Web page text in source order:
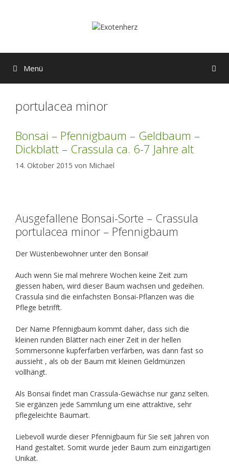
Menü
portulacea minor
Bonsai – Pfennigbaum – Geldbaum –
Dickblatt – Crassula ca. 6-7 Jahre alt
14. Oktober 2015 von Michael
Ausgefallene Bonsai-Sorte – Crassula
portulacea minor – Pfennigbaum
Der Wüstenbewohner unter den Bonsai!
Auch wenn Sie mal mehrere Wochen keine Zeit zum
giessen haben, wird dieser Baum wachsen und gedeihen.
Crassula sind die einfachsten Bonsai-Pflanzen was die
Pflege betrifft.
Der Name Pfennigbaum kommt daher, dass sich die
kleinen runden Blätter nach einer Zeit in der hellen
Sommersonne kupferfarben verfärben, was dann fast so
aussieht , als ob der Baum mit kleinen Geldmünzen
vollhängt.
Als Bonsai findet man Crassula-Gewächse nur ganz selten.
Sie ergänzen jede Sammlung um eine attraktive, sehr
pflegeleichte Baumart.
Liebevoll wurde dieser Pfennigbaum für Sie seit Jahren von
Hand gestaltet. Somit wurde jeder Baum zum einzigartigen
Unikat.